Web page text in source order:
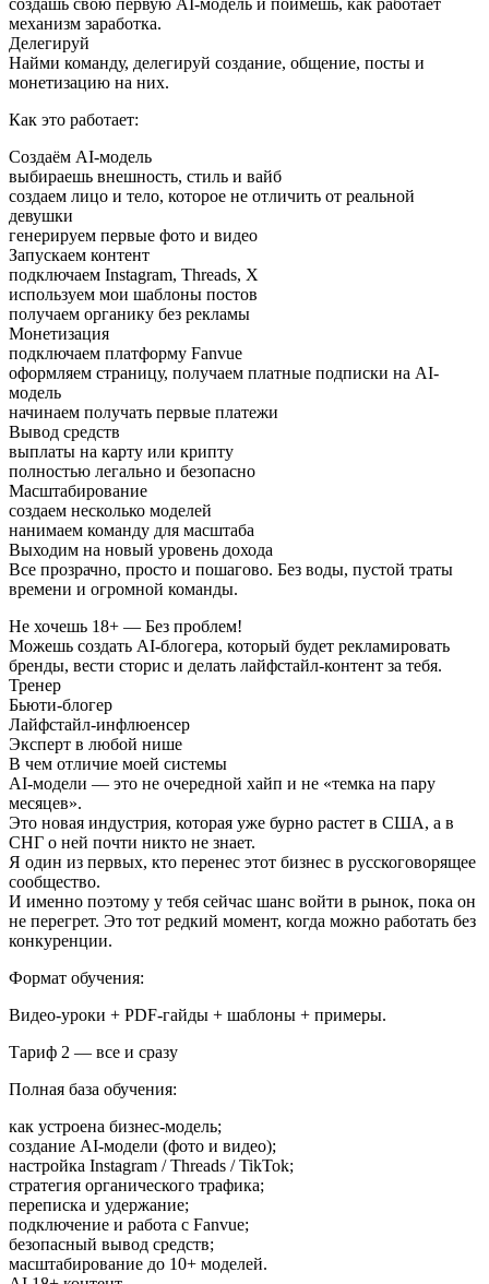
создашь свою первую AI-модель и поймешь, как работает
механизм заработка.
Делегируй
Найми команду, делегируй создание, общение, посты и
монетизацию на них.
Как это работает:
Создаём AI-модель
выбираешь внешность, стиль и вайб
создаем лицо и тело, которое не отличить от реальной
девушки
генерируем первые фото и видео
Запускаем контент
подключаем Instagram, Threads, X
используем мои шаблоны постов
получаем органику без рекламы
Монетизация
подключаем платформу Fanvue
оформляем страницу, получаем платные подписки на AI-
модель
начинаем получать первые платежи
Вывод средств
выплаты на карту или крипту
полностью легально и безопасно
Масштабирование
создаем несколько моделей
нанимаем команду для масштаба
Выходим на новый уровень дохода
Все прозрачно, просто и пошагово. Без воды, пустой траты
времени и огромной команды.
Не хочешь 18+ — Без проблем!
Можешь создать AI-блогера, который будет рекламировать
бренды, вести сторис и делать лайфстайл-контент за тебя.
Тренер
Бьюти-блогер
Лайфстайл-инфлюенсер
Эксперт в любой нише
В чем отличие моей системы
AI-модели — это не очередной хайп и не «темка на пару
месяцев».
Это новая индустрия, которая уже бурно растет в США, а в
СНГ о ней почти никто не знает.
Я один из первых, кто перенес этот бизнес в русскоговорящее
сообщество.
И именно поэтому у тебя сейчас шанс войти в рынок, пока он
не перегрет. Это тот редкий момент, когда можно работать без
конкуренции.
Формат обучения:
Видео-уроки + PDF-гайды + шаблоны + примеры.
Тариф 2 — все и сразу
Полная база обучения:
как устроена бизнес-модель;
создание AI-модели (фото и видео);
настройка Instagram / Threads / TikTok;
стратегия органического трафика;
переписка и удержание;
подключение и работа с Fanvue;
безопасный вывод средств;
масштабирование до 10+ моделей.